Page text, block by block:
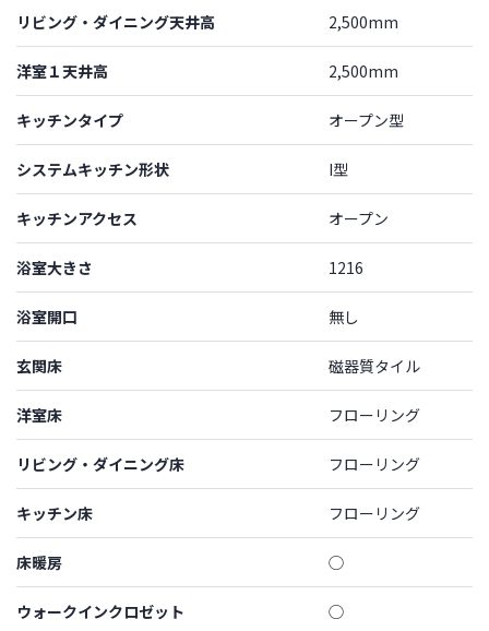
リビング・ダイニング天井高 2,500mm
洋室１天井高 2,500mm
キッチンタイプ オープン型
システムキッチン形状 I型
キッチンアクセス オープン
浴室大きさ 1216
浴室開口 無し
玄関床 磁器質タイル
洋室床 フローリング
リビング・ダイニング床 フローリング
キッチン床 フローリング
床暖房 ◯
ウォークインクロゼット ◯